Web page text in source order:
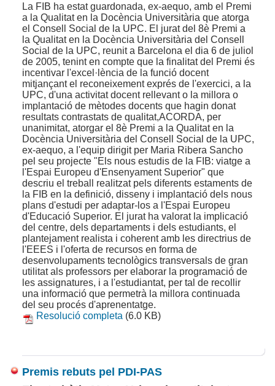
La FIB ha estat guardonada, ex-aequo, amb el Premi
a la Qualitat en la Docència Universitària que atorga
el Consell Social de la UPC. El jurat del 8è Premi a
la Qualitat en la Docència Universitària del Consell
Social de la UPC, reunit a Barcelona el dia 6 de juliol
de 2005, tenint en compte que la finalitat del Premi és
incentivar l'excel·lència de la funció docent
mitjançant el reconeixement exprés de l'exercici, a la
UPC, d'una activitat docent rellevant o la millora o
implantació de mètodes docents que hagin donat
resultats contrastats de qualitat,ACORDA, per
unanimitat, atorgar el 8è Premi a la Qualitat en la
Docència Universitària del Consell Social de la UPC,
ex-aequo, a l'equip dirigit per Maria Ribera Sancho
pel seu projecte "Els nous estudis de la FIB: viatge a
l'Espai Europeu d'Ensenyament Superior" que
descriu el treball realitzat pels diferents estaments de
la FIB en la definició, disseny i implantació dels nous
plans d'estudi per adaptar-los a l'Espai Europeu
d'Educació Superior. El jurat ha valorat la implicació
del centre, dels departaments i dels estudiants, el
plantejament realista i coherent amb les directrius de
l'EEES i l'oferta de recursos en forma de
desenvolupaments tecnològics transversals de gran
utilitat als professors per elaborar la programació de
les assignatures, i a l'estudiantat, per tal de recollir
una informació que permetrà la millora continuada
del seu procés d'aprenentatge.
Resolució completa (6.0 KB)
Premis rebuts pel PDI-PAS